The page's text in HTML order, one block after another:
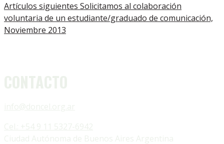
Artículos siguientes Solicitamos al colaboración
voluntaria de un estudiante/graduado de comunicación,
Noviembre 2013